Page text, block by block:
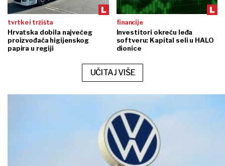
tvrtke i tržišta
Hrvatska dobila najvećeg
proizvođača higijenskog
papira u regiji
financije
Investitori okreću leđa
softveru: Kapital seli u HALO
dionice
UČITAJ VIŠE